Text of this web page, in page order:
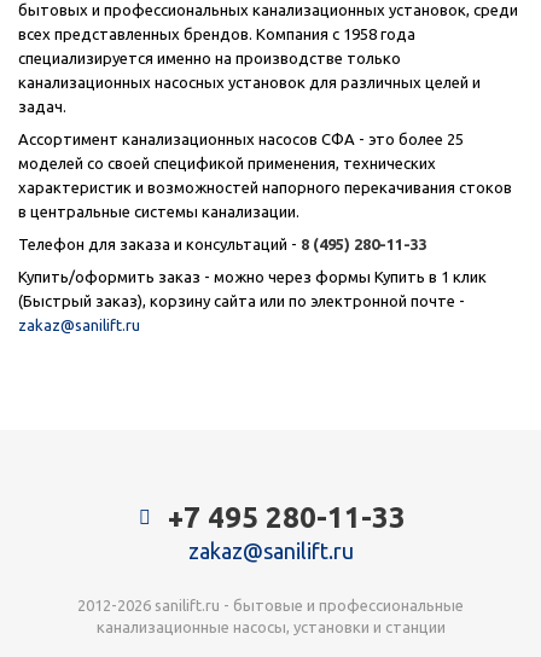
бытовых и профессиональных канализационных установок, среди
всех представленных брендов. Компания с 1958 года
специализируется именно на производстве только
канализационных насосных установок для различных целей и
задач.
Ассортимент канализационных насосов СФА - это более 25
моделей со своей спецификой применения, технических
характеристик и возможностей напорного перекачивания стоков
в центральные системы канализации.
Телефон для заказа и консультаций - 8 (495) 280-11-33
Купить/оформить заказ - можно чeрез формы Купить в 1 клик
(Быстрый заказ), корзину сайта или по электронной почте -
zakaz@sanilift.ru
+7 495 280-11-33
zakaz@sanilift.ru
2012-2026 sanilift.ru - бытовые и профессиональные
канализационные насосы, установки и станции